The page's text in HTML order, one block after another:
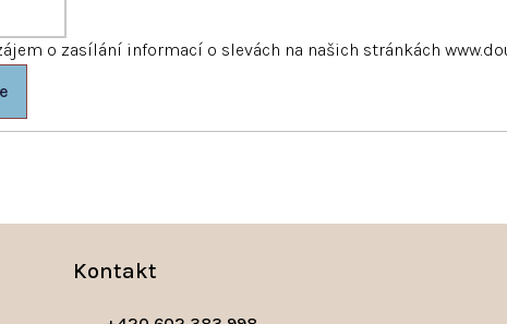
o zasílání informací o slevách na našich stránkách
Kontakt